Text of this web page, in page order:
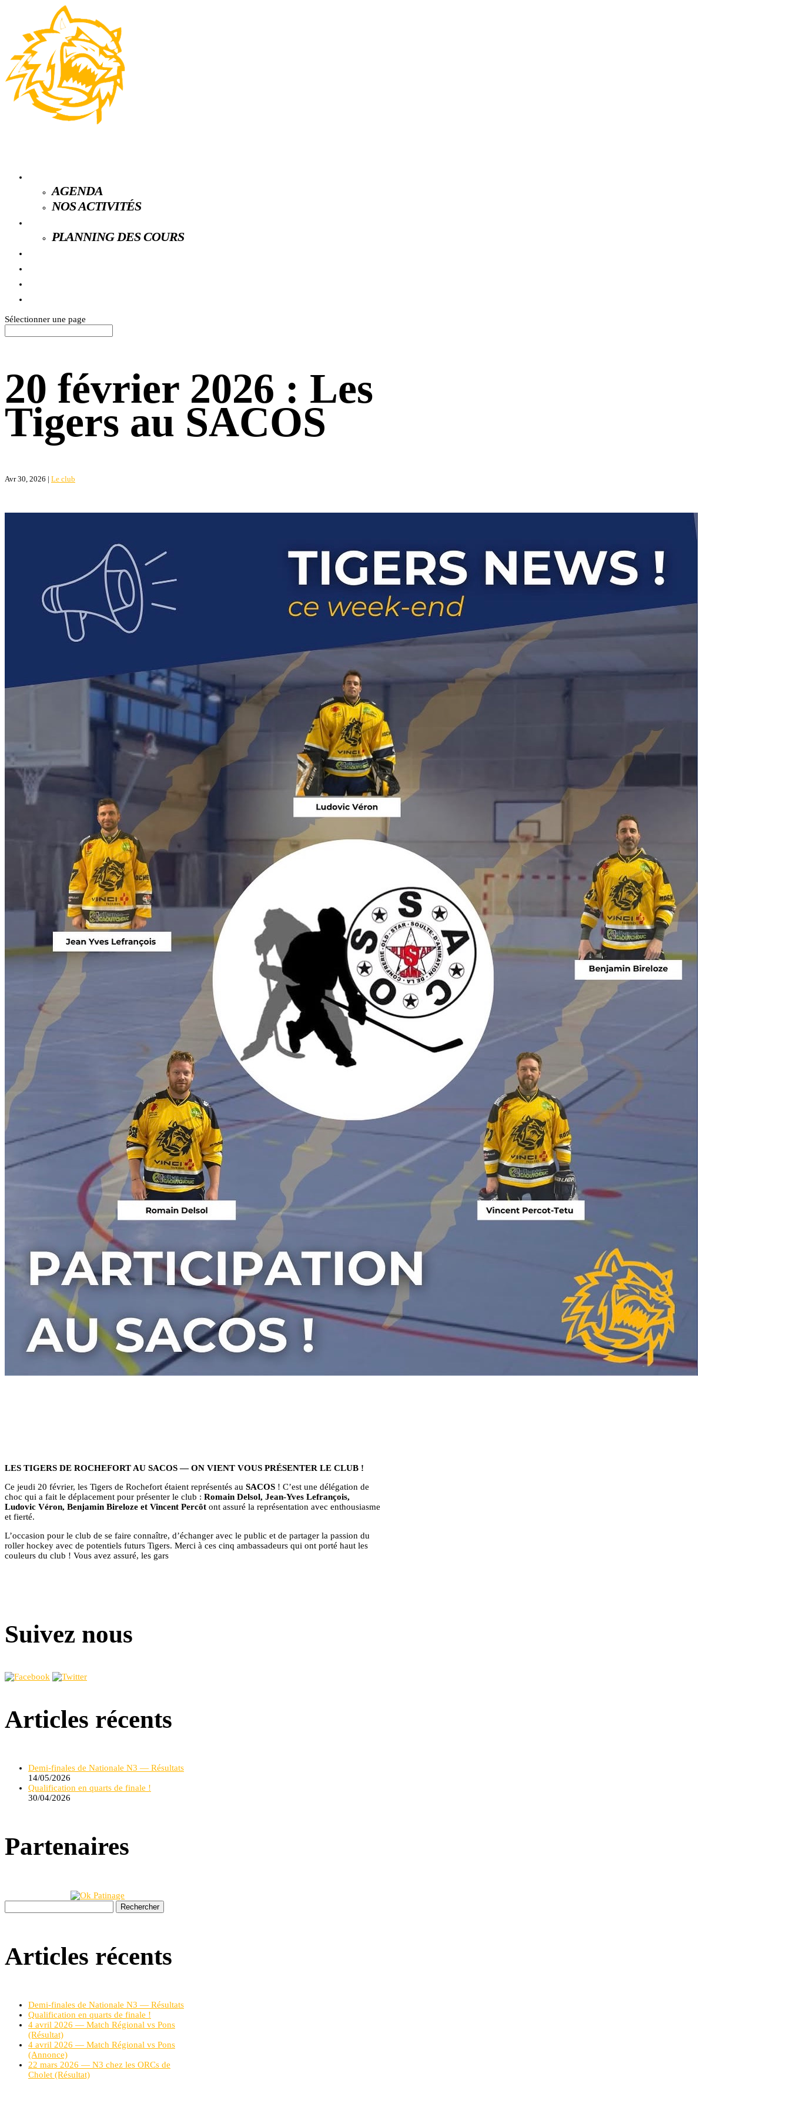
AGENDA
NOS ACTIVITÉS
PLANNING DES COURS
Sélectionner une page
20 février 2026 : Les
Tigers au SACOS
Avr 30, 2026 | Le club
LES TIGERS DE ROCHEFORT AU SACOS — ON VIENT VOUS PRÉSENTER LE CLUB !
Ce jeudi 20 février, les Tigers de Rochefort étaient représentés au SACOS ! C’est une délégation de
choc qui a fait le déplacement pour présenter le club : Romain Delsol, Jean-Yves Lefrançois,
Ludovic Véron, Benjamin Bireloze et Vincent Percôt ont assuré la représentation avec enthousiasme
et fierté.
L’occasion pour le club de se faire connaître, d’échanger avec le public et de partager la passion du
roller hockey avec de potentiels futurs Tigers. Merci à ces cinq ambassadeurs qui ont porté haut les
couleurs du club ! Vous avez assuré, les gars
Suivez nous
Articles récents
Demi-finales de Nationale N3 — Résultats
14/05/2026
Qualification en quarts de finale !
30/04/2026
Partenaires
Articles récents
Demi-finales de Nationale N3 — Résultats
Qualification en quarts de finale !
4 avril 2026 — Match Régional vs Pons
(Résultat)
4 avril 2026 — Match Régional vs Pons
(Annonce)
22 mars 2026 — N3 chez les ORCs de
Cholet (Résultat)